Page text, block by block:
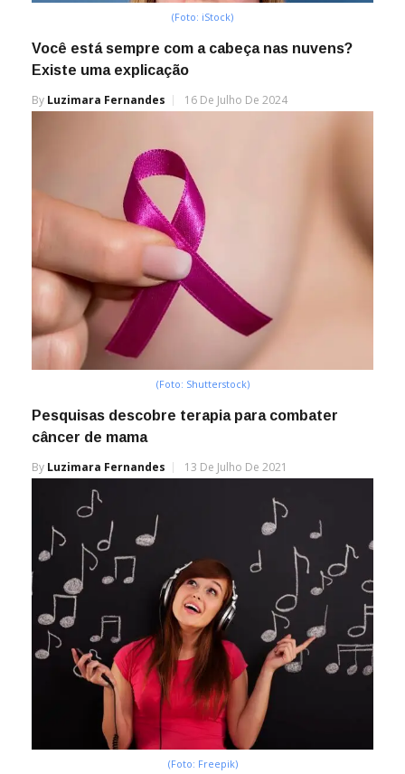
(Foto: iStock)
Você está sempre com a cabeça nas nuvens?
Existe uma explicação
By Luzimara Fernandes 16 De Julho De 2024
(Foto: Shutterstock)
Pesquisas descobre terapia para combater
câncer de mama
By Luzimara Fernandes 13 De Julho De 2021
(Foto: Freepik)